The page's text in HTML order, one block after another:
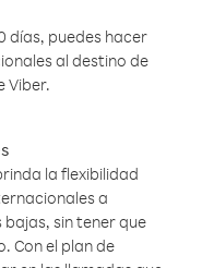
días, puedes hacer
al destino de
Viber.
la flexibilidad
a
sin tener que
Con el plan de